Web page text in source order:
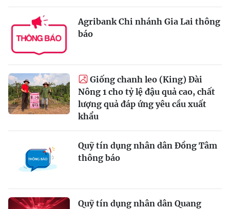
Agribank Chi nhánh Gia Lai thông
báo
Giống chanh leo (King) Đài
Nông 1 cho tỷ lệ đậu quả cao, chất
lượng quả đáp ứng yêu cầu xuất
khẩu
Quỹ tín dụng nhân dân Đồng Tâm
thông báo
Quỹ tín dụng nhân dân Quang